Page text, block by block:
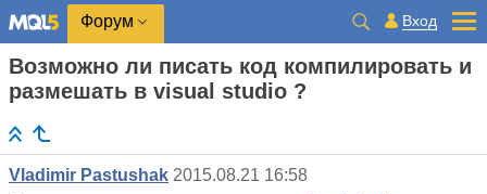
Форум Вход
Возможно ли писать код компилировать и
размешать в visual studio ?
Vladimir Pastushak 2015.08.21 16:58